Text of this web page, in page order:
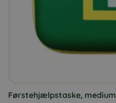
Førstehjælpstaske, medium